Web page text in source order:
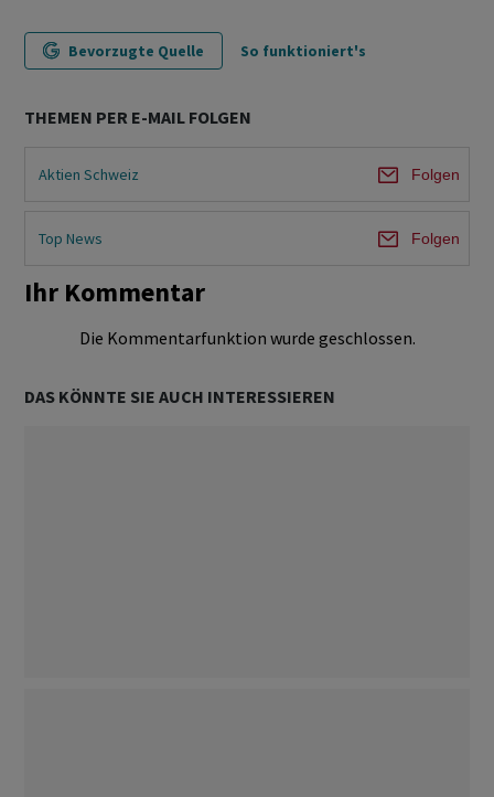
Bevorzugte Quelle So funktioniert's
THEMEN PER E-MAIL FOLGEN
Aktien Schweiz Folgen
Top News Folgen
Ihr Kommentar
Die Kommentarfunktion wurde geschlossen.
DAS KÖNNTE SIE AUCH INTERESSIEREN